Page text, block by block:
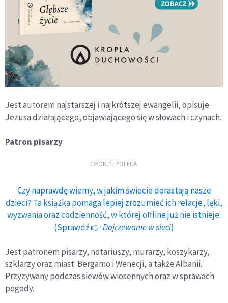
Jest autorem najstarszej i najkrótszej ewangelii, opisuje
Jezusa działającego, objawiającego się w słowach i czynach.
Patron pisarzy
DEON.PL POLECA
Czy naprawdę wiemy, w jakim świecie dorastają nasze
dzieci? Ta książka pomaga lepiej zrozumieć ich relacje, lęki,
wyzwania oraz codzienność, w której offline już nie istnieje.
(Sprawdź 👉Dojrzewanie w sieci)
Jest patronem pisarzy, notariuszy, murarzy, koszykarzy,
szklarzy oraz miast: Bergamo i Wenecji, a także Albanii.
Przyzywany podczas siewów wiosennych oraz w sprawach
pogody.